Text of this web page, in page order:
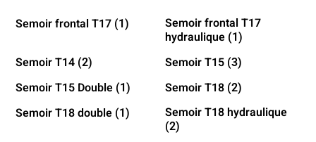
Semoir frontal T17 (1)
Semoir frontal T17
hydraulique (1)
Semoir T14 (2) Semoir T15 (3)
Semoir T15 Double (1) Semoir T18 (2)
Semoir T18 double (1) Semoir T18 hydraulique
(2)